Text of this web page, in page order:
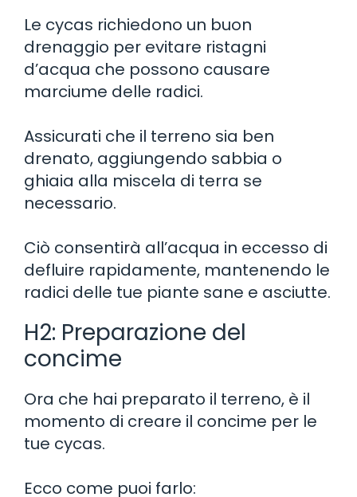
Le cycas richiedono un buon
drenaggio per evitare ristagni
d’acqua che possono causare
marciume delle radici.
Assicurati che il terreno sia ben
drenato, aggiungendo sabbia o
ghiaia alla miscela di terra se
necessario.
Ciò consentirà all’acqua in eccesso di
defluire rapidamente, mantenendo le
radici delle tue piante sane e asciutte.
H2: Preparazione del
concime
Ora che hai preparato il terreno, è il
momento di creare il concime per le
tue cycas.
Ecco come puoi farlo: